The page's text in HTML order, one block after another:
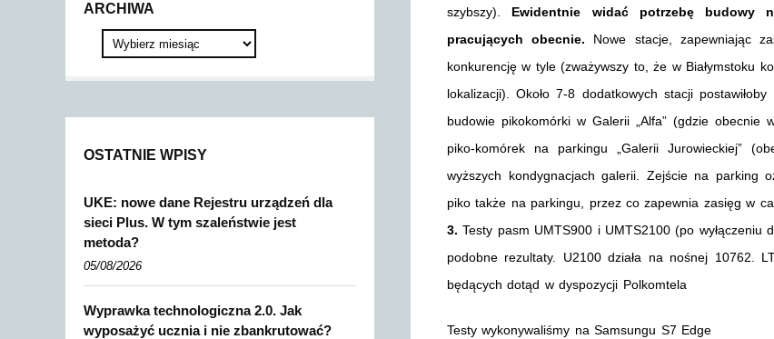
szybszy). Ewidentnie widać potrzebę budowy
pracujących obecnie. Nowe stacje, zapewniając
konkurencję w tyle (zważywszy to, że w Białymstoku
lokalizacji). Około 7-8 dodatkowych stacji
budowie pikokomórki w Galerii „Alfa” (gdzie
piko-komórek na parkingu „Galerii Jurowieckiej”
wyższych kondygnacjach galerii. Zejście na parking
piko także na parkingu, przez co zapewnia zasięg w
3. Testy pasm UMTS900 i UMTS2100 (po wyłączeniu
podobne rezultaty. U2100 działa na nośnej 10762.
będących dotąd w dyspozycji Polkomtela
Testy wykonywaliśmy na Samsungu S7 Edge
ARCHIWA
OSTATNIE WPISY
UKE: nowe dane Rejestru urządzeń dla
sieci Plus. W tym szaleństwie jest
metoda?
05/08/2026
Wyprawka technologiczna 2.0. Jak
wyposażyć ucznia i nie zbankrutować?